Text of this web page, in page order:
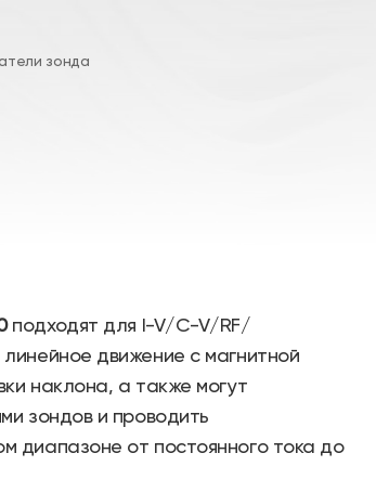
зонда
подходят для I-V/C-V/RF/
движение с магнитной
наклона, а также могут
зондов и проводить
диапазоне от постоянного тока до